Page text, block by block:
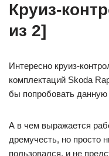
Круиз-
из 2]
Интересно круиз-
комплектаций Skoda
бы попробовать
А в чем выражается
дремучесть, но просто
пользовался, и не